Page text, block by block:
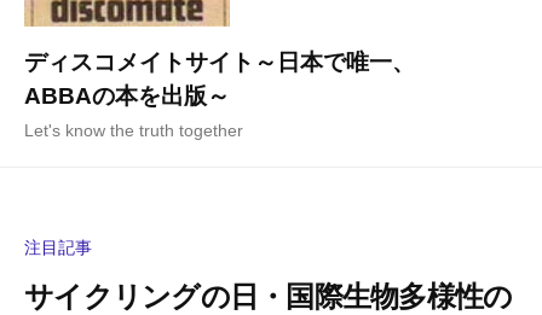
ディスコメイトサイト～日本で唯一、
ABBAの本を出版～
Let's know the truth together
注目記事
サイクリングの日・国際生物多様性の